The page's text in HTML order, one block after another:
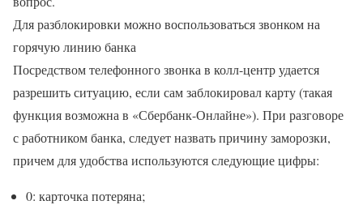
Для разблокировки можно воспользоваться звонком на
горячую линию банка
Посредством телефонного звонка в колл-центр удается
разрешить ситуацию, если сам заблокировал карту (такая
функция возможна в «Сбербанк-Онлайне»). При разговоре
с работником банка, следует назвать причину заморозки,
причем для удобства используются следующие цифры:
0: карточка потеряна;